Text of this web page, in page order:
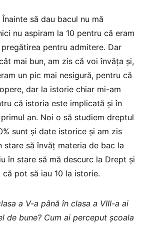
Înainte să dau bacul nu mă
nu aspiram la 10 pentru că eram
pentru admitere. Dar
mai bun, am zis că voi învăța și,
un pic mai nesigură, pentru că
dar la istorie chiar mi-am
că istoria este implicată și în
an. Noi o să studiem dreptul
sunt și date istorice și am zis
stare să învăț materia de bac la
în stare să mă descurc la Drept și
pot să iau 10 la istorie.
a V-a până în clasa a VIII-a ai
de bune? Cum ai perceput școala